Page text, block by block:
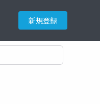
新規登録